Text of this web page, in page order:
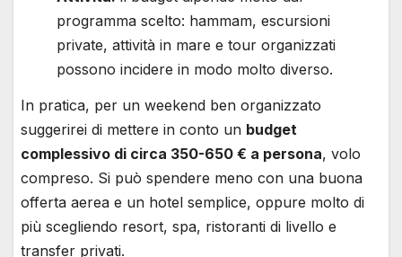
programma scelto: hammam, escursioni
private, attività in mare e tour organizzati
possono incidere in modo molto diverso.
In pratica, per un weekend ben organizzato
suggerirei di mettere in conto un budget
complessivo di circa 350-650 € a persona, volo
compreso. Si può spendere meno con una buona
offerta aerea e un hotel semplice, oppure molto di
più scegliendo resort, spa, ristoranti di livello e
transfer privati.